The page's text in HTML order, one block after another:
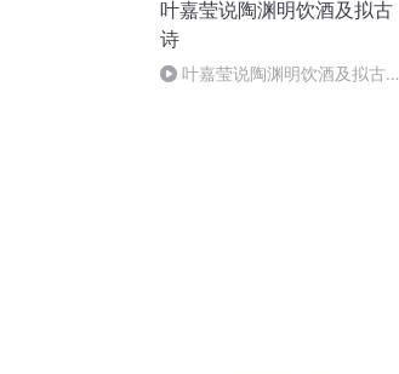
叶嘉莹说陶渊明饮酒及拟古
诗
叶嘉莹说陶渊明饮酒及拟古诗